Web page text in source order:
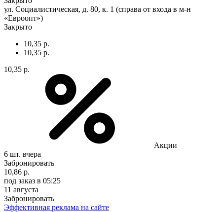
ул. Социалистическая, д. 80, к. 1 (справа от входа в м-н
«Евроопт»)
Закрыто
10,35 р.
10,35 р.
10,35 р.
Акции
6 шт. вчера
Забронировать
10,86 р.
под заказ в 05:25
11 августа
Забронировать
Эффективная реклама на сайте